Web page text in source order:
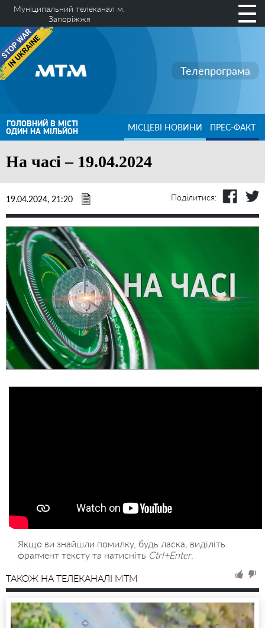
Муніципальний телеканал м.
Запоріжжя
Телепрограма
ГОЛОВНИЙ В МІСТІ
ОДИН НА МІЛЬЙОН МІСЦЕВІ НОВИНИ ПРЕС-ФАКТ
На часі – 19.04.2024
19.04.2024, 21:20 Поділитися:
Якщо ви знайшли помилку, будь ласка, виділіть
фрагмент тексту та натисніть Ctrl+Enter.
ТАКОЖ НА ТЕЛЕКАНАЛІ MTM